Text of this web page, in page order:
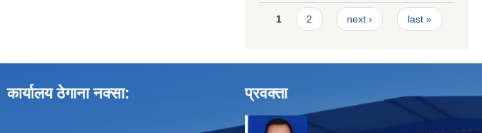
Pages
1 2 next › last »
कार्यालय ठेगाना नक्सा: प्रवक्ता